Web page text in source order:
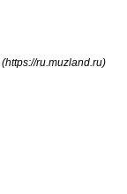
(https://ru.muzland.ru)